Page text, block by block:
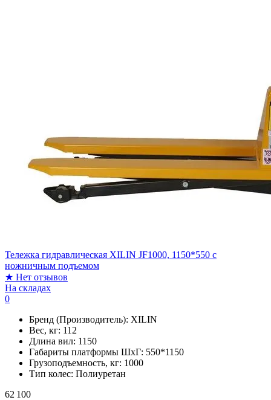
Тележка гидравлическая XILIN JF1000, 1150*550 c
ножничным подъемом
★ Нет отзывов
На складах
0
Бренд (Производитель): XILIN
Вес, кг: 112
Длина вил: 1150
Габариты платформы ШxГ: 550*1150
Грузоподъемность, кг: 1000
Тип колес: Полиуретан
62 100